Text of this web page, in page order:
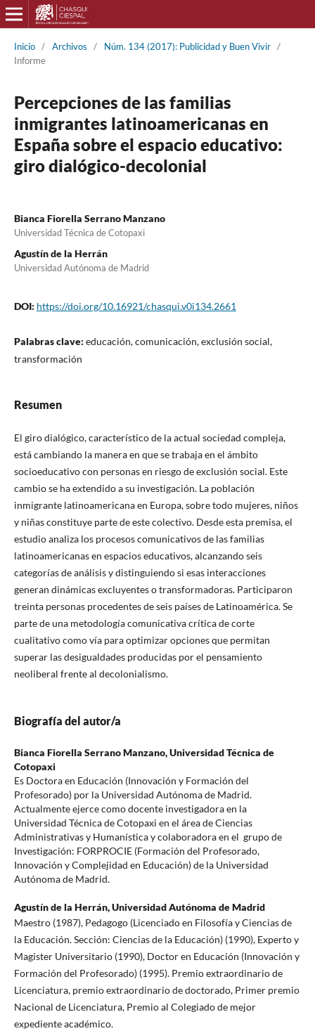
Inicio / Archivos / Núm. 134 (2017): Publicidad y Buen Vivir /
Informe
Percepciones de las familias
inmigrantes latinoamericanas en
España sobre el espacio educativo:
giro dialógico-decolonial
Bianca Fiorella Serrano Manzano
Universidad Técnica de Cotopaxi
Agustín de la Herrán
Universidad Autónoma de Madrid
DOI: https://doi.org/10.16921/chasqui.v0i134.2661
Palabras clave: educación, comunicación, exclusión social,
transformación
Resumen
El giro dialógico, característico de la actual sociedad compleja,
está cambiando la manera en que se trabaja en el ámbito
socioeducativo con personas en riesgo de exclusión social. Este
cambio se ha extendido a su investigación. La población
inmigrante latinoamericana en Europa, sobre todo mujeres, niños
y niñas constituye parte de este colectivo. Desde esta premisa, el
estudio analiza los procesos comunicativos de las familias
latinoamericanas en espacios educativos, alcanzando seis
categorías de análisis y distinguiendo si esas interacciones
generan dinámicas excluyentes o transformadoras. Participaron
treinta personas procedentes de seis países de Latinoamérica. Se
parte de una metodología comunicativa crítica de corte
cualitativo como vía para optimizar opciones que permitan
superar las desigualdades producidas por el pensamiento
neoliberal frente al decolonialismo.
Biografía del autor/a
Bianca Fiorella Serrano Manzano,Universidad Técnica de
Cotopaxi
Es Doctora en Educación (Innovación y Formación del
Profesorado) por la Universidad Autónoma de Madrid.
Actualmente ejerce como docente investigadora en la
Universidad Técnica de Cotopaxi en el área de Ciencias
Administrativas y Humanística y colaboradora en el grupo de
Investigación: FORPROCIE (Formación del Profesorado,
Innovación y Complejidad en Educación) de la Universidad
Autónoma de Madrid.
Agustín de la Herrán,Universidad Autónoma de Madrid
Maestro (1987), Pedagogo (Licenciado en Filosofía y Ciencias de
la Educación. Sección: Ciencias de la Educación) (1990), Experto y
Magister Universitario (1990), Doctor en Educación (Innovación y
Formación del Profesorado) (1995). Premio extraordinario de
Licenciatura, premio extraordinario de doctorado, Primer premio
Nacional de Licenciatura, Premio al Colegiado de mejor
expediente académico.